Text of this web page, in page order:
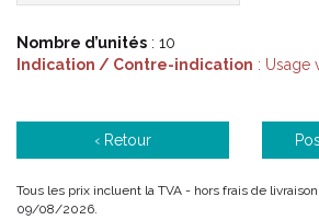
A.M.M. n° FR/V/2098774 3/1991
Boîte de 10 comprimés.
Nombre d’unités : 10
Indication / Contre-indication : Usage
‹ Retour
Tous les prix incluent la TVA - hors frais de
09/08/2026.